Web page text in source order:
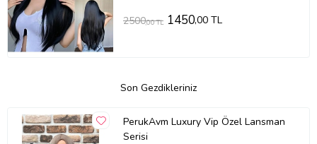
2500,00 TL 1450,00 TL
Son Gezdikleriniz
PerukAvm Luxury Vip Özel Lansman
Serisi